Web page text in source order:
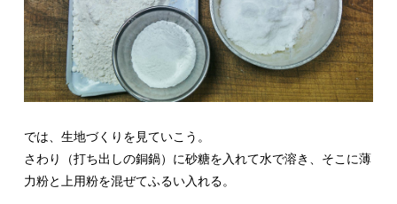
では、生地づくりを見ていこう。
さわり（打ち出しの銅鍋）に砂糖を入れて水で溶き、そこに薄
力粉と上用粉を混ぜてふるい入れる。